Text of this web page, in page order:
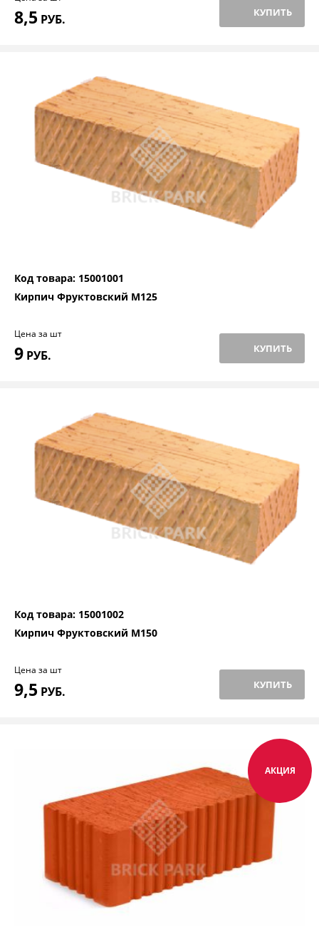
8,5 РУБ. КУПИТЬ
Код товара: 15001001
Кирпич Фруктовский М125
Цена за шт
9 РУБ. КУПИТЬ
Код товара: 15001002
Кирпич Фруктовский М150
Цена за шт
9,5 РУБ. КУПИТЬ
АКЦИЯ